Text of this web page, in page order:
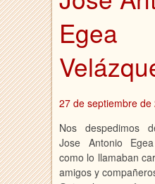
Egea
27 de septiembre de
Nos despedimos
Jose Antonio
como lo llamaban
amigos y